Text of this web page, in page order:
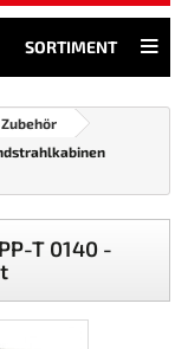
SORTIMENT
T 0140 -